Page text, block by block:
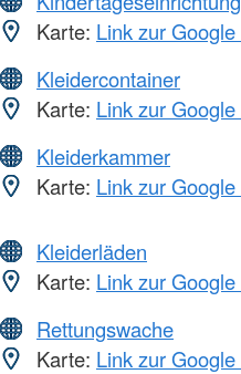
Karte: Link zur
Kleidercontainer
Karte: Link zur
Kleiderkammer
Karte: Link zur
Kleiderläden
Karte: Link zur
Rettungswache
Karte: Link zur